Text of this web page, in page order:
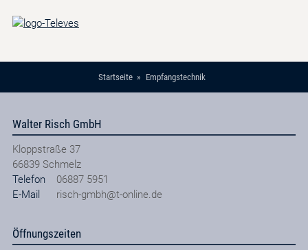
Startseite Empfangstechnik
Walter Risch GmbH
Kloppstraße 37
66839 Schmelz
Telefon
06887 5951
E-Mail
risch-gmbh@t-online.de
Öffnungszeiten